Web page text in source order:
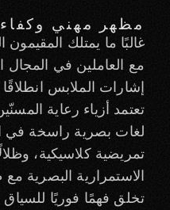
مظهر مهني
غالبًا ما يمتلك
مع العاملين في
إشارات الملابس
لغات بصرية راسخة في
تمريضية كلاسيكية،
الاستمرارية البصرية
تخلق فهمًا فوريًا